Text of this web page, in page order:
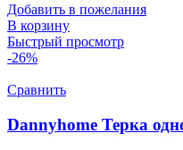
Добавить в пожелания
В корзину
Быстрый просмотр
-26%
Сравнить
Dannyhome Терка